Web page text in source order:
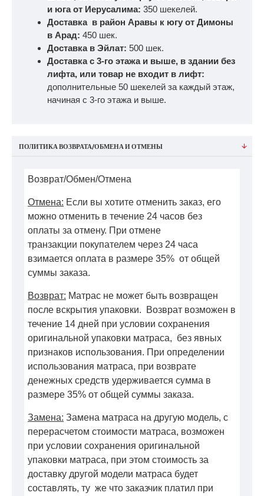
и юга от Иерусалима: 350 шекелей.
Доставка в район Аравы к югу от Димоны
в Арад: 450 шек.
Доставка в Эйлат: 500 шек.
Доставка с 3-го этажа и выше, в здании без
лифта, или товар не входит в лифт:
дополнительные 50 шекелей за каждый этаж,
начиная с 3-го этажа и выше.
ПОЛИТИКА ВОЗВРАТА/ОБМЕНА И ОТМЕНЫ
Возврат/Обмен/Отмена
Отмена: Если вы хотите отменить заказ, его
можно отменить в течение 24 часов без
оплаты за отмену. При отмене
транзакции покупателем через 24 часа
взимается оплата в размере 35% от общей
суммы заказа.
Возврат: Матрас не может быть возвращен
после вскрытия упаковки. Возврат возможен в
течение 14 дней при условии сохранения
оригинальной упаковки матраса, без явных
признаков использования. При определении
использования матраса, при возврате
денежных средств удерживается сумма в
размере 35% от общей суммы заказа.
Замена: Замена матраса на другую модель, с
перерасчетом стоимости матраса, возможен
при условии сохранения оригинальной
упаковки матраса, при этом стоимость за
доставку другой модели матраса будет
составлять, ту же что заказчик платил при